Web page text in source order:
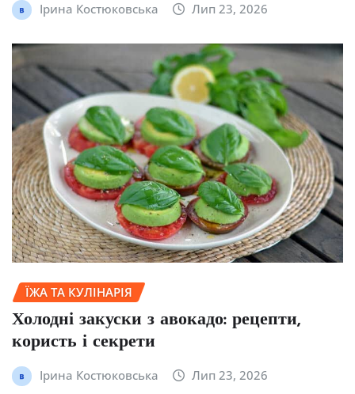
Ірина Костюковська Лип 23, 2026
ЇЖА ТА КУЛІНАРІЯ
Холодні закуски з авокадо: рецепти,
користь і секрети
Ірина Костюковська Лип 23, 2026